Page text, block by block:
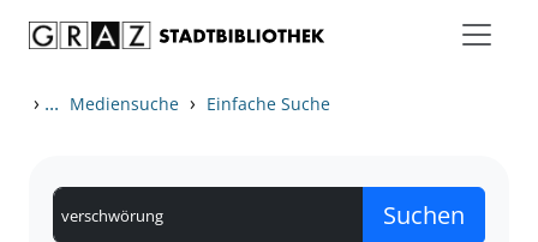
› ... Mediensuche › Einfache Suche